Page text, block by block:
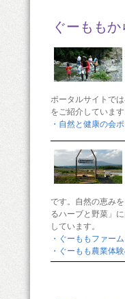
ぐーもも
ポータルサイトで
をご紹介しています
・自然と健康の会
です。自然の恵み
るハーブと野菜」
しています。
・ぐーももファー
・ぐーもも農業体